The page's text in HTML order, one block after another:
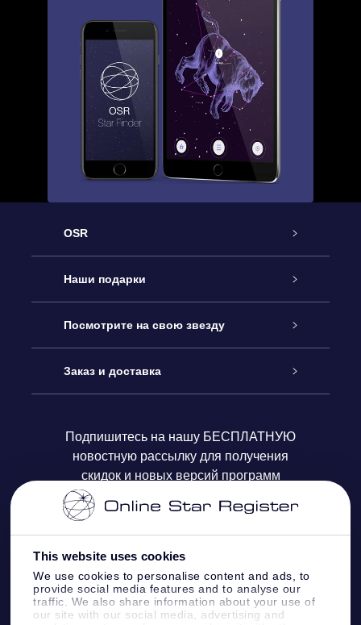
This website uses cookies
We use cookies to personalise content and ads, to
provide social media features and to analyse our
traffic. We also share information about your use of
our site with our social media, advertising and
OSR
Обслуживание
Как с нами связаться
Блог
Отзывы
Наши подарки
Онлайн подарок Online Star Gift
Подарочный набор OSR
Подарочная карта OSR
Корпоративные подарки
Посмотрите на свою звезду
Звездный реестр
Персонализированная страница Star Page
One Million Stars
OSR Starsaver
VR-приложение Fly me to the stars
Заказ и доставка
Платежная информация
Информация по доставке
Политика возврата
Созвездиях
Подпишитесь на нашу БЕСПЛАТНУЮ
новостную рассылку для получения
скидок и новых версий программ